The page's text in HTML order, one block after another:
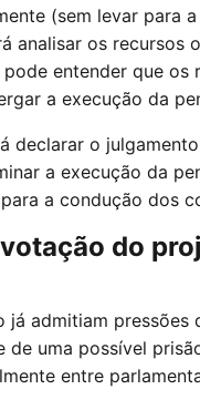
(sem levar para
analisar os recursos
entender que os
a execução da
declarar o
a execução da
a condução dos
do
admitiam pressões
uma possível
entre